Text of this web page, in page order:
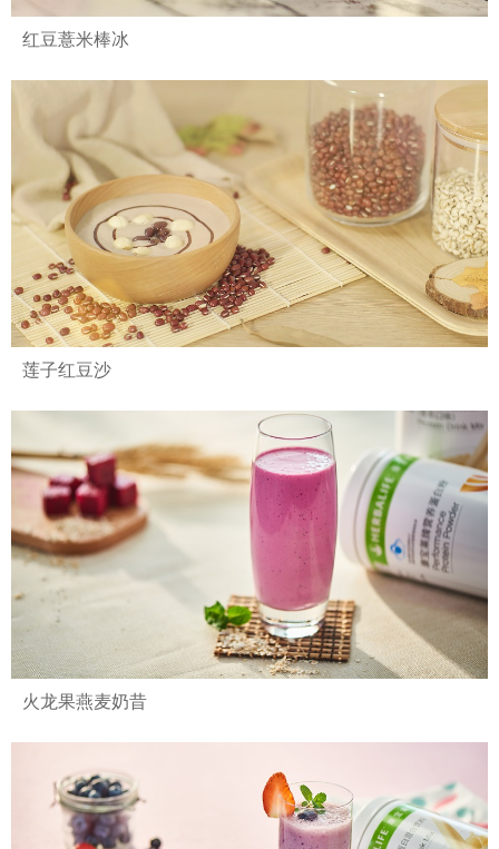
红豆薏米棒冰
莲子红豆沙
火龙果燕麦奶昔